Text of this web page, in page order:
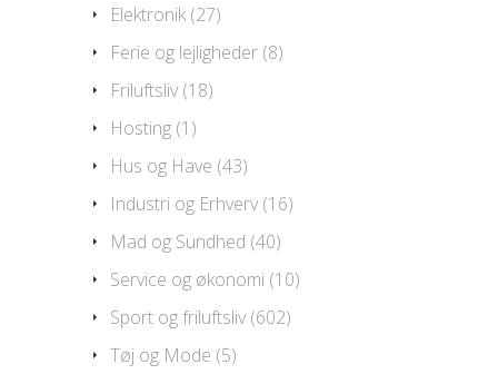
Elektronik (27)
Ferie og lejligheder (8)
Friluftsliv (18)
Hosting (1)
Hus og Have (43)
Industri og Erhverv (16)
Mad og Sundhed (40)
Service og økonomi (10)
Sport og friluftsliv (602)
Tøj og Mode (5)